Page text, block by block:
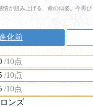
情が組み上げる、命の似姿。今再
化前
/10点
/10点
/10点
ンズ